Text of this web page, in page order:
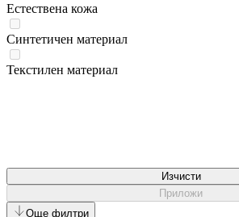
Естествена кожа
Синтетичен материал
Текстилен материал
Изчисти
Приложи
Още филтри